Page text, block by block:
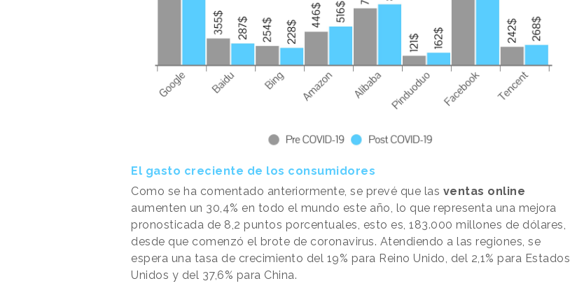
El gasto creciente de los consumidores
Como se ha comentado anteriormente, se prevé que las ventas online
aumenten un 30,4% en todo el mundo este año, lo que representa una mejora
pronosticada de 8,2 puntos porcentuales, esto es, 183.000 millones de dólares,
desde que comenzó el brote de coronavirus. Atendiendo a las regiones, se
espera una tasa de crecimiento del 19% para Reino Unido, del 2,1% para Estados
Unidos y del 37,6% para China.